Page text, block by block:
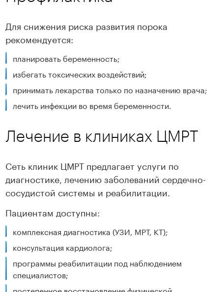
Для снижения риска развития порока
рекомендуется:
планировать беременность;
избегать токсических воздействий;
принимать лекарства только по назначению врача;
лечить инфекции во время беременности.
Лечение в клиниках ЦМРТ
Сеть клиник ЦМРТ предлагает услуги по
диагностике, лечению заболеваний сердечно-
сосудистой системы и реабилитации.
Пациентам доступны:
комплексная диагностика (УЗИ, МРТ, КТ);
консультация кардиолога;
программы реабилитации под наблюдением
специалистов;